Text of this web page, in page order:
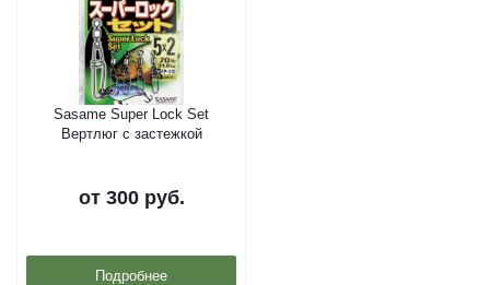
Sasame Super Lock Set
Вертлюг с застежкой
от 300 руб.
Подробнее